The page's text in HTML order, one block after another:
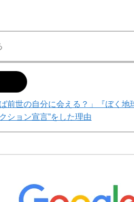
前世の自分に会える？」『ぼく地
ション宣言”をした理由